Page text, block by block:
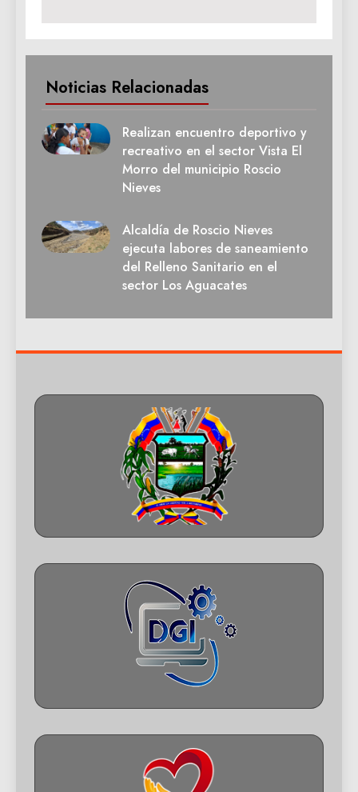
Noticias Relacionadas
Realizan encuentro deportivo y
recreativo en el sector Vista El
Morro del municipio Roscio
Nieves
Alcaldía de Roscio Nieves
ejecuta labores de saneamiento
del Relleno Sanitario en el
sector Los Aguacates